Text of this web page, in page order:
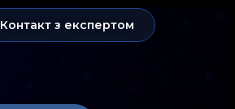
Контакт з експертом